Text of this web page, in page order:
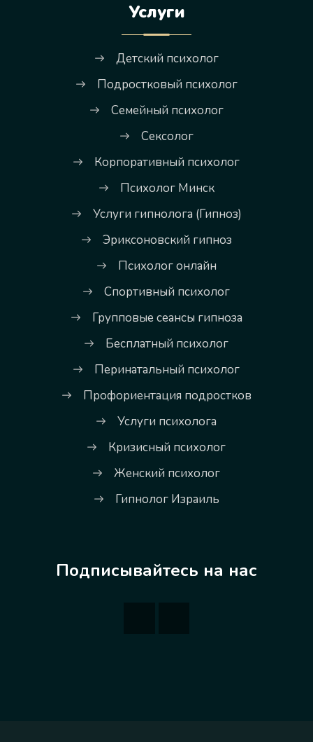
Услуги
Детский психолог
Подростковый психолог
Семейный психолог
Сексолог
Корпоративный психолог
Психолог Минск
Услуги гипнолога (Гипноз)
Эриксоновский гипноз
Психолог онлайн
Спортивный психолог
Групповые сеансы гипноза
Бесплатный психолог
Перинатальный психолог
Профориентация подростков
Услуги психолога
Кризисный психолог
Женский психолог
Гипнолог Израиль
Подписывайтесь на нас